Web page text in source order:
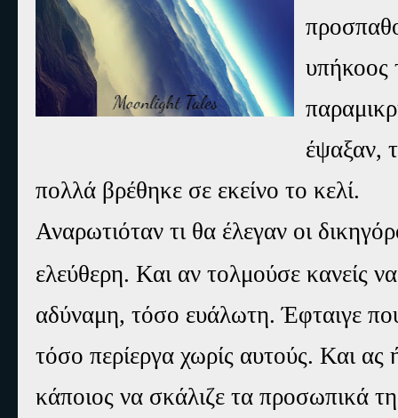
υπήκοος
έψαξαν,
πολλά βρέθηκε σε εκείνο το κελί.
Αναρωτιόταν τι θα έλεγαν οι
ελεύθερη. Και αν τολμούσε κανείς
αδύναμη, τόσο ευάλωτη. Έφταιγε
τόσο περίεργα χωρίς αυτούς. Και ας
κάποιος να σκάλιζε τα προσωπικά